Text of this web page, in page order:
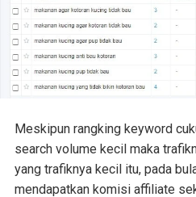
Meskipun rangking keyword
search volume kecil maka
yang trafiknya kecil itu, pada
mendapatkan komisi affiliate